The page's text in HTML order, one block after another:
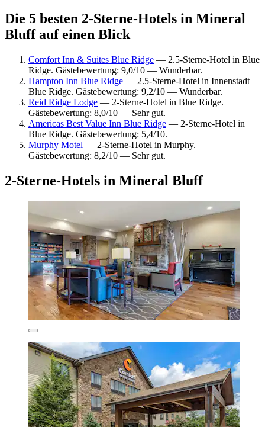
Die 5 besten 2-Sterne-Hotels in Mineral
Bluff auf einen Blick
Comfort Inn & Suites Blue Ridge — 2.5-Sterne-Hotel in Blue
Ridge. Gästebewertung: 9,0/10 — Wunderbar.
Hampton Inn Blue Ridge — 2.5-Sterne-Hotel in Innenstadt
Blue Ridge. Gästebewertung: 9,2/10 — Wunderbar.
Reid Ridge Lodge — 2-Sterne-Hotel in Blue Ridge.
Gästebewertung: 8,0/10 — Sehr gut.
Americas Best Value Inn Blue Ridge — 2-Sterne-Hotel in
Blue Ridge. Gästebewertung: 5,4/10.
Murphy Motel — 2-Sterne-Hotel in Murphy.
Gästebewertung: 8,2/10 — Sehr gut.
2-Sterne-Hotels in Mineral Bluff